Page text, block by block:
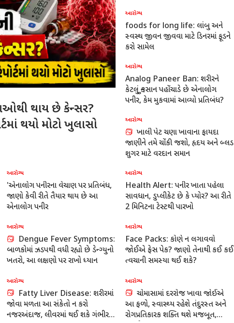
થાય છે કેન્સર?
થયો મોટો ખુલાસો
આરોગ્ય
foods for long life: લાંબુ અને
સ્વસ્થ જીવન જીવવા માટે ડિનરમાં ફૂડને
કરો સામેલ
આરોગ્ય
Analog Paneer Ban: શરીરને
કેટલું નુકસાન પહોંચાડે છે એનાલોગ
પનીર, કેમ મુકવામાં આવ્યો પ્રતિબંધ?
આરોગ્ય
ખાલી પેટ ચણા ખાવાના ફાયદા
જાણીને તમે ચોંકી જશો, હૃદય અને બ્લડ
શુગર માટે વરદાન સમાન
આરોગ્ય
કાચા પપૈયાનું સેવન સ્વાસ્થ્ય માટે
વરદાન સમાન, જાણો શું લાભ થશે
આરોગ્ય
દરરોજ રાત્રે બે એલચીનું સેવન
કરવાથી સ્વાસ્થ્યમાં શું થાય? ફાયદા
જાણી ચોંકી જશો
આરોગ્ય
Health checkup: વર્ષમાં ત્રણ હેલ્થ
ચેકઅપ ઘટાડી શકે છે હોસ્પિટલનો ખર્ચ,
રિપોર્ટમાં ખુલાસો
આરોગ્ય
Chia Seeds: વધુ પડતા ચિયા સીડ્સનું
સેવન સ્વાસ્થ્યને પહોંચાડી શકે છે મોટું
નુકસાન, જાણી લો તેના સાઇડ ઇફેક્ટ્સ
આરોગ્ય
Health Tips: શ્રાવણ મહિનામાં કઈ
કઈ વસ્તુઓ ન ખાવી જોઈએ? જાણો શું
કહે છે ડોક્ટર
આરોગ્ય
સવારે ખાલી પેટ રોજ 2 બદામ
ખાવાથી શું થશે? જાણીને તમે પણ ચોંકી
જશો